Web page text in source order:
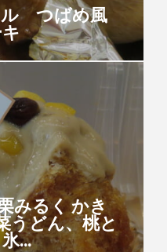
つばめ風
るく かき
うどん、桃と
...